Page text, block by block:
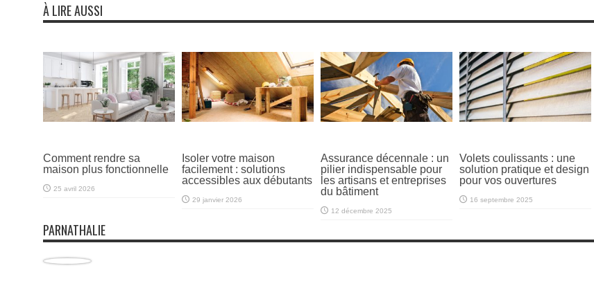
À LIRE AUSSI
Comment rendre sa
maison plus fonctionnelle
25 avril 2026
Isoler votre maison
facilement : solutions
accessibles aux débutants
29 janvier 2026
Assurance décennale : un
pilier indispensable pour
les artisans et entreprises
du bâtiment
12 décembre 2025
Volets coulissants : une
solution pratique et design
pour vos ouvertures
16 septembre 2025
PARNATHALIE